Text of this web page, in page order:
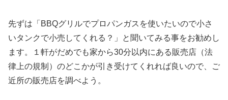
先ずは「BBQグリルでプロパンガスを使いたいので小さ
いタンクで小売してくれる？」と聞いてみる事をお勧めし
ます。１軒がだめでも家から30分以内にある販売店（法
律上の規制）のどこかが引き受けてくれれば良いので、ご
近所の販売店を調べよう。